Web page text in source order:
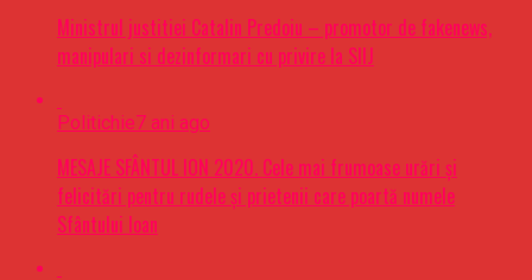
Ministrul justitiei Catalin Predoiu – promotor de fakenews,
manipulari si dezinformari cu privire la SIIJ
Politichie7 ani ago
MESAJE SFÂNTUL ION 2020. Cele mai frumoase urări şi
felicitări pentru rudele şi prietenii care poartă numele
Sfântului Ioan